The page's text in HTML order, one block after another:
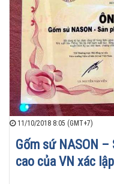
11/10/2018 8:05 (GMT+7)
Gốm sứ NASON –
cao của VN xác